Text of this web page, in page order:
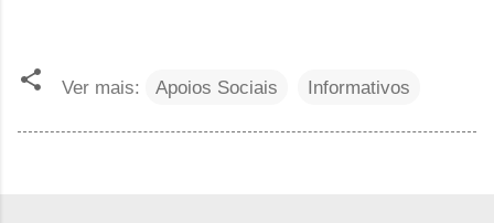
Ver mais: Apoios Sociais Informativos